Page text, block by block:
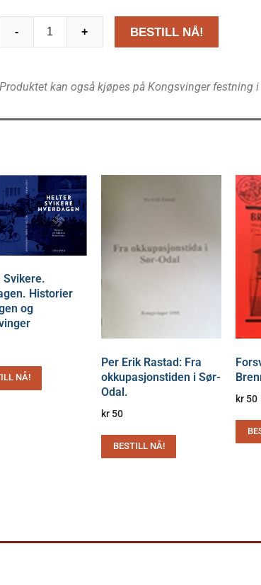
- + BESTILL NÅ!
Produktet kan også kjøpes på Kongsvinger festning
Svikere.
Historier
og
NÅ!
Per Erik Rastad: Fra
okkupasjonstiden i Sør-
Odal.
kr 50
BESTILL NÅ!
kr 50